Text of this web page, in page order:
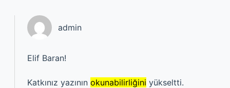
admin
Elif Baran!
Katkınız yazının okunabilirliğini yükseltti.